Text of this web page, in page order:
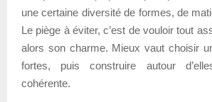
une certaine diversité de formes, de
Le piège à éviter, c’est de vouloir tout
alors son charme. Mieux vaut choisir
fortes, puis construire autour
cohérente.